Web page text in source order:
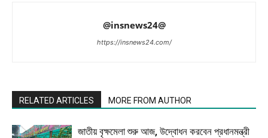
@insnews24@
https://insnews24.com/
RELATED ARTICLES MORE FROM AUTHOR
জাতীয় বৃক্ষমেলা শুরু আজ, উদ্বোধন করবেন প্রধানমন্ত্রী